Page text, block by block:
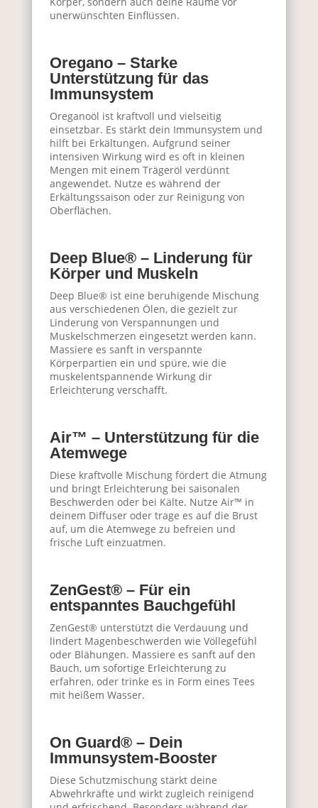
unerwünschten Einflüssen.
Oregano – Starke
Unterstützung für das
Immunsystem
Oreganoöl ist kraftvoll und vielseitig
einsetzbar. Es stärkt dein Immunsystem und
hilft bei Erkältungen. Aufgrund seiner
intensiven Wirkung wird es oft in kleinen
Mengen mit einem Trägeröl verdünnt
angewendet. Nutze es während der
Erkältungssaison oder zur Reinigung von
Oberflächen.
Deep Blue® – Linderung für
Körper und Muskeln
Deep Blue® ist eine beruhigende Mischung
aus verschiedenen Ölen, die gezielt zur
Linderung von Verspannungen und
Muskelschmerzen eingesetzt werden kann.
Massiere es sanft in verspannte
Körperpartien ein und spüre, wie die
muskelentspannende Wirkung dir
Erleichterung verschafft.
Air™ – Unterstützung für die
Atemwege
Diese kraftvolle Mischung fördert die Atmung
und bringt Erleichterung bei saisonalen
Beschwerden oder bei Kälte. Nutze Air™ in
deinem Diffuser oder trage es auf die Brust
auf, um die Atemwege zu befreien und
frische Luft einzuatmen.
ZenGest® – Für ein
entspanntes Bauchgefühl
ZenGest® unterstützt die Verdauung und
lindert Magenbeschwerden wie Völlegefühl
oder Blähungen. Massiere es sanft auf den
Bauch, um sofortige Erleichterung zu
erfahren, oder trinke es in Form eines Tees
mit heißem Wasser.
On Guard® – Dein
Immunsystem-Booster
Diese Schutzmischung stärkt deine
Abwehrkräfte und wirkt zugleich reinigend